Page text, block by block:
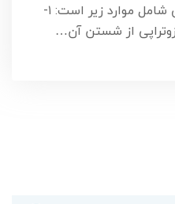
مراقبت های بعد از مزوتراپی شامل موارد زیر است: ۱-